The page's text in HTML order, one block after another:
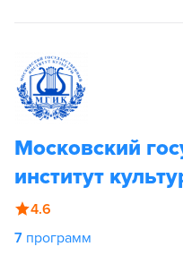
Московский
институт
4.6
7 программ